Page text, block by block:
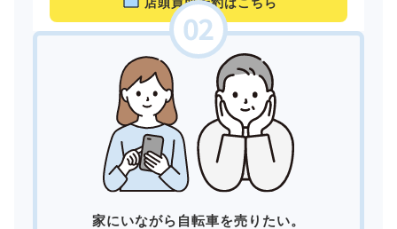
家にいながら自転車を売りたい。